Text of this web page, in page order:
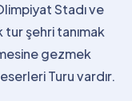
Stadı ve
şehri tanımak
gezmek
Turu vardır.